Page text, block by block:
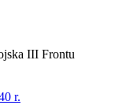
III Frontu
r.